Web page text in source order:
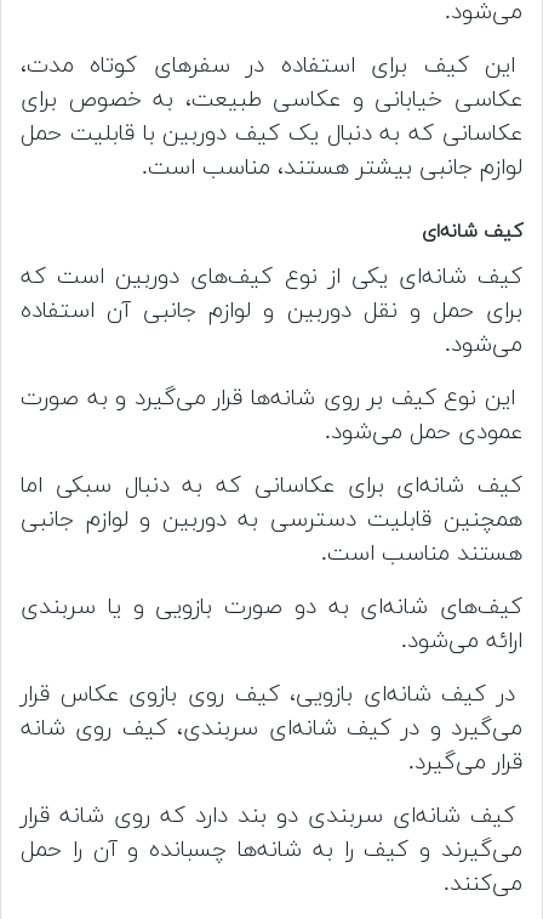
می‌شود.
این کیف برای استفاده در سفرهای کوتاه مدت،
عکاسی خیابانی و عکاسی طبیعت، به خصوص برای
عکاسانی که به دنبال یک کیف دوربین با قابلیت حمل
لوازم جانبی بیشتر هستند، مناسب است.
کیف شانه‌ای
کیف شانه‌ای یکی از نوع کیف‌های دوربین است که
برای حمل و نقل دوربین و لوازم جانبی آن استفاده
می‌شود.
این نوع کیف بر روی شانه‌ها قرار می‌گیرد و به صورت
عمودی حمل می‌شود.
کیف شانه‌ای برای عکاسانی که به دنبال سبکی اما
همچنین قابلیت دسترسی به دوربین و لوازم جانبی
هستند مناسب است.
کیف‌های شانه‌ای به دو صورت بازویی و یا سربندی
ارائه می‌شود.
در کیف شانه‌ای بازویی، کیف روی بازوی عکاس قرار
می‌گیرد و در کیف شانه‌ای سربندی، کیف روی شانه
قرار می‌گیرد.
کیف شانه‌ای سربندی دو بند دارد که روی شانه قرار
می‌گیرند و کیف را به شانه‌ها چسبانده و آن را حمل
می‌کنند.